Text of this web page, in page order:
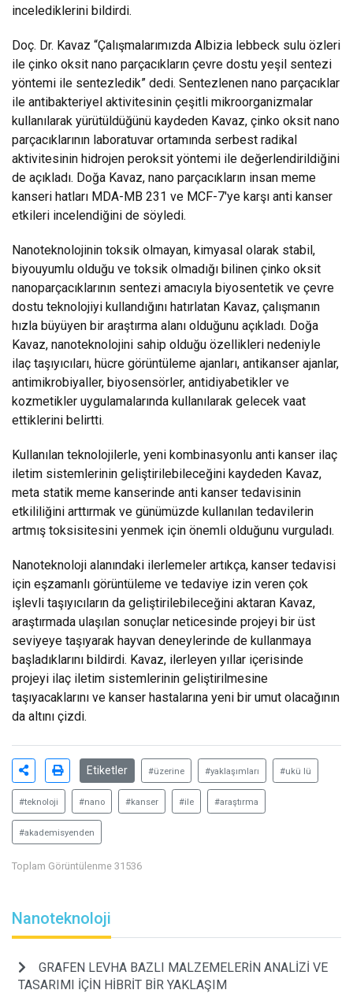
incelediklerini bildirdi.
Doç. Dr. Kavaz “Çalışmalarımızda Albizia lebbeck sulu özleri
ile çinko oksit nano parçacıkların çevre dostu yeşil sentezi
yöntemi ile sentezledik” dedi. Sentezlenen nano parçacıklar
ile antibakteriyel aktivitesinin çeşitli mikroorganizmalar
kullanılarak yürütüldüğünü kaydeden Kavaz, çinko oksit nano
parçacıklarının laboratuvar ortamında serbest radikal
aktivitesinin hidrojen peroksit yöntemi ile değerlendirildiğini
de açıkladı. Doğa Kavaz, nano parçacıkların insan meme
kanseri hatları MDA-MB 231 ve MCF-7'ye karşı anti kanser
etkileri incelendiğini de söyledi.
Nanoteknolojinin toksik olmayan, kimyasal olarak stabil,
biyouyumlu olduğu ve toksik olmadığı bilinen çinko oksit
nanoparçacıklarının sentezi amacıyla biyosentetik ve çevre
dostu teknolojiyi kullandığını hatırlatan Kavaz, çalışmanın
hızla büyüyen bir araştırma alanı olduğunu açıkladı. Doğa
Kavaz, nanoteknolojini sahip olduğu özellikleri nedeniyle
ilaç taşıyıcıları, hücre görüntüleme ajanları, antikanser ajanlar,
antimikrobiyaller, biyosensörler, antidiyabetikler ve
kozmetikler uygulamalarında kullanılarak gelecek vaat
ettiklerini belirtti.
Kullanılan teknolojilerle, yeni kombinasyonlu anti kanser ilaç
iletim sistemlerinin geliştirilebileceğini kaydeden Kavaz,
meta statik meme kanserinde anti kanser tedavisinin
etkililiğini arttırmak ve günümüzde kullanılan tedavilerin
artmış toksisitesini yenmek için önemli olduğunu vurguladı.
Nanoteknoloji alanındaki ilerlemeler artıkça, kanser tedavisi
için eşzamanlı görüntüleme ve tedaviye izin veren çok
işlevli taşıyıcıların da geliştirilebileceğini aktaran Kavaz,
araştırmada ulaşılan sonuçlar neticesinde projeyi bir üst
seviyeye taşıyarak hayvan deneylerinde de kullanmaya
başladıklarını bildirdi. Kavaz, ilerleyen yıllar içerisinde
projeyi ilaç iletim sistemlerinin geliştirilmesine
taşıyacaklarını ve kanser hastalarına yeni bir umut olacağının
da altını çizdi.
Etiketler #üzerine #yaklaşımları #ukü lü
#teknoloji #nano #kanser #ile #araştırma
#akademisyenden
Toplam Görüntülenme 31536
Nanoteknoloji
GRAFEN LEVHA BAZLI MALZEMELERİN ANALİZİ VE
TASARIMI İÇİN HİBRİT BİR YAKLAŞIM